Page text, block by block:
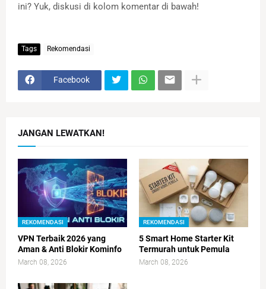
ini? Yuk, diskusi di kolom komentar di bawah!
Tags Rekomendasi
Facebook
JANGAN LEWATKAN!
REKOMENDASI
VPN Terbaik 2026 yang
Aman & Anti Blokir Kominfo
March 08, 2026
REKOMENDASI
5 Smart Home Starter Kit
Termurah untuk Pemula
March 08, 2026